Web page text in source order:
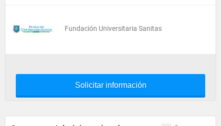
Fundación Universitaria Sanitas
Solicitar información